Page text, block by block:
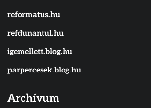
reformatus.hu
refdunantul.hu
igemellett.blog.hu
parpercesek.blog.hu
Archívum